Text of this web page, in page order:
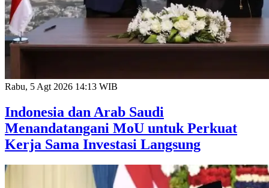
Rabu, 5 Agt 2026 14:13 WIB
Indonesia dan Arab Saudi
Menandatangani MoU untuk Perkuat
Kerja Sama Investasi Langsung